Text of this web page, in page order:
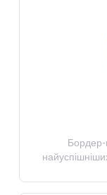
Бордер-